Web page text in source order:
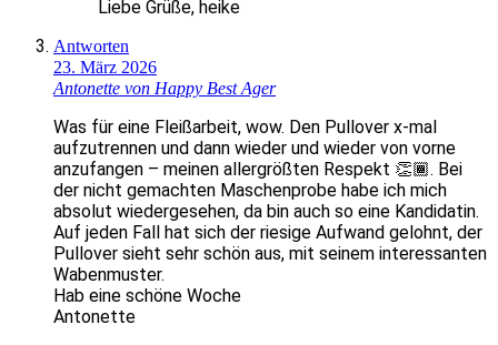
Liebe Grüße, heike
Antworten
23. März 2026
Antonette von Happy Best Ager
Was für eine Fleißarbeit, wow. Den Pullover x-mal
aufzutrennen und dann wieder und wieder von vorne
anzufangen – meinen allergrößten Respekt 👏🏾. Bei
der nicht gemachten Maschenprobe habe ich mich
absolut wiedergesehen, da bin auch so eine Kandidatin.
Auf jeden Fall hat sich der riesige Aufwand gelohnt, der
Pullover sieht sehr schön aus, mit seinem interessanten
Wabenmuster.
Hab eine schöne Woche
Antonette